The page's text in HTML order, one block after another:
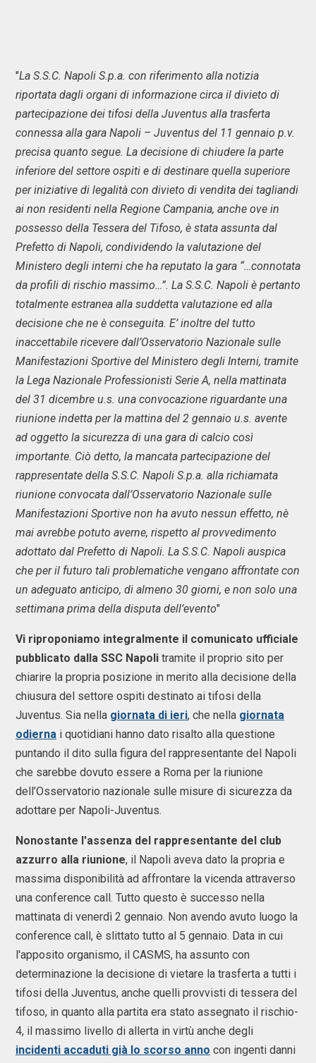
"La S.S.C. Napoli S.p.a. con riferimento alla notizia
riportata dagli organi di informazione circa il divieto di
partecipazione dei tifosi della Juventus alla trasferta
connessa alla gara Napoli – Juventus del 11 gennaio p.v.
precisa quanto segue. La decisione di chiudere la parte
inferiore del settore ospiti e di destinare quella superiore
per iniziative di legalità con divieto di vendita dei tagliandi
ai non residenti nella Regione Campania, anche ove in
possesso della Tessera del Tifoso, è stata assunta dal
Prefetto di Napoli, condividendo la valutazione del
Ministero degli interni che ha reputato la gara “…connotata
da profili di rischio massimo…”. La S.S.C. Napoli è pertanto
totalmente estranea alla suddetta valutazione ed alla
decisione che ne è conseguita. E’ inoltre del tutto
inaccettabile ricevere dall’Osservatorio Nazionale sulle
Manifestazioni Sportive del Ministero degli Interni, tramite
la Lega Nazionale Professionisti Serie A, nella mattinata
del 31 dicembre u.s. una convocazione riguardante una
riunione indetta per la mattina del 2 gennaio u.s. avente
ad oggetto la sicurezza di una gara di calcio così
importante. Ciò detto, la mancata partecipazione del
rappresentate della S.S.C. Napoli S.p.a. alla richiamata
riunione convocata dall’Osservatorio Nazionale sulle
Manifestazioni Sportive non ha avuto nessun effetto, nè
mai avrebbe potuto averne, rispetto al provvedimento
adottato dal Prefetto di Napoli. La S.S.C. Napoli auspica
che per il futuro tali problematiche vengano affrontate con
un adeguato anticipo, di almeno 30 giorni, e non solo una
settimana prima della disputa dell’evento"
Vi riproponiamo integralmente il comunicato ufficiale
pubblicato dalla SSC Napoli tramite il proprio sito per
chiarire la propria posizione in merito alla decisione della
chiusura del settore ospiti destinato ai tifosi della
Juventus. Sia nella giornata di ieri, che nella giornata
odierna i quotidiani hanno dato risalto alla questione
puntando il dito sulla figura del rappresentante del Napoli
che sarebbe dovuto essere a Roma per la riunione
dell’Osservatorio nazionale sulle misure di sicurezza da
adottare per Napoli-Juventus.
Nonostante l'assenza del rappresentante del club
azzurro alla riunione, il Napoli aveva dato la propria e
massima disponibilità ad affrontare la vicenda attraverso
una conference call. Tutto questo è successo nella
mattinata di venerdì 2 gennaio. Non avendo avuto luogo la
conference call, è slittato tutto al 5 gennaio. Data in cui
l'apposito organismo, il CASMS, ha assunto con
determinazione la decisione di vietare la trasferta a tutti i
tifosi della Juventus, anche quelli provvisti di tessera del
tifoso, in quanto alla partita era stato assegnato il rischio-
4, il massimo livello di allerta in virtù anche degli
incidenti accaduti già lo scorso anno con ingenti danni